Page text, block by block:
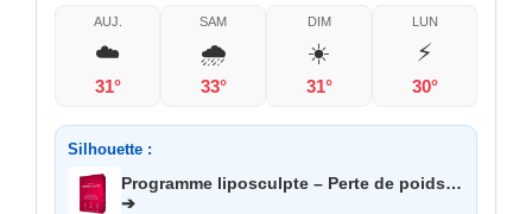
AUJ.
☁️
31°
SAM
🌧️
33°
DIM
☀️
31°
LUN
⚡
30°
Silhouette :
Programme liposculpte – Perte de poids…
➔